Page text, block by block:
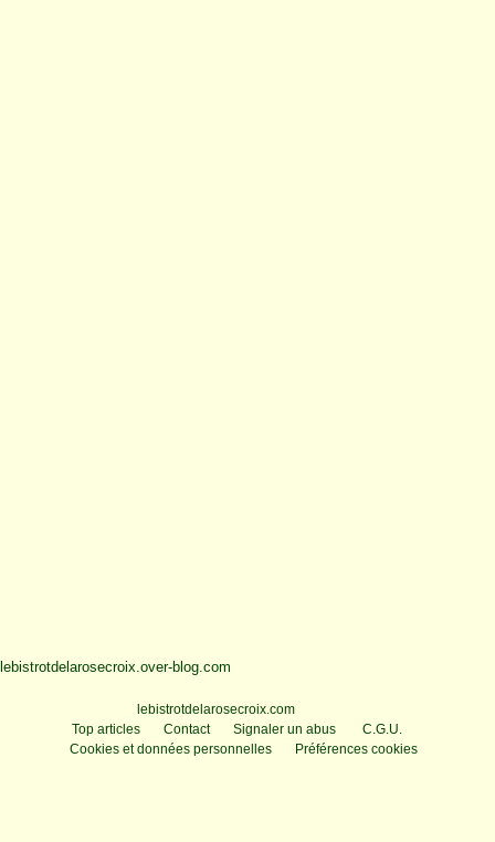
lebistrotdelarosecroix.over-blog.com
lebistrotdelarosecroix.com
Top articles
Contact Signaler un abus
C.G.U.
Cookies et données personnelles
Préférences cookies